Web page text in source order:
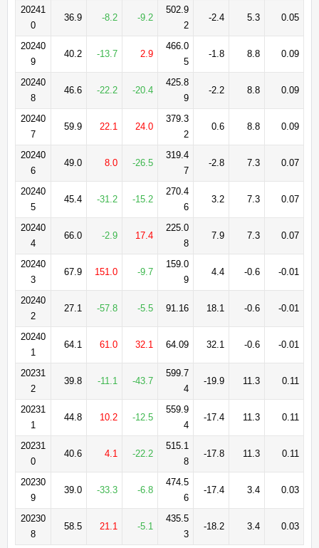
20241
0
36.9 -8.2 -9.2
502.9
2
-2.4 5.3 0.05
20240
9
40.2 -13.7 2.9
466.0
5
-1.8 8.8 0.09
20240
8
46.6 -22.2 -20.4
425.8
9
-2.2 8.8 0.09
20240
7
59.9 22.1 24.0
379.3
2
0.6 8.8 0.09
20240
6
49.0 8.0 -26.5
319.4
7
-2.8 7.3 0.07
20240
5
45.4 -31.2 -15.2
270.4
6
3.2 7.3 0.07
20240
4
66.0 -2.9 17.4
225.0
8
7.9 7.3 0.07
20240
3
67.9 151.0 -9.7
159.0
9
4.4 -0.6 -0.01
20240
2
27.1 -57.8 -5.5 91.16 18.1 -0.6 -0.01
20240
1
64.1 61.0 32.1 64.09 32.1 -0.6 -0.01
20231
2
39.8 -11.1 -43.7
599.7
4
-19.9 11.3 0.11
20231
1
44.8 10.2 -12.5
559.9
4
-17.4 11.3 0.11
20231
0
40.6 4.1 -22.2
515.1
8
-17.8 11.3 0.11
20230
9
39.0 -33.3 -6.8
474.5
6
-17.4 3.4 0.03
20230
8
58.5 21.1 -5.1
435.5
3
-18.2 3.4 0.03